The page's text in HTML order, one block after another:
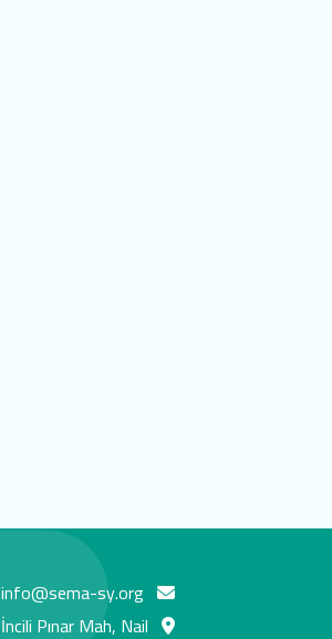
info@sema-sy.org
İncili Pınar Mah, Nail